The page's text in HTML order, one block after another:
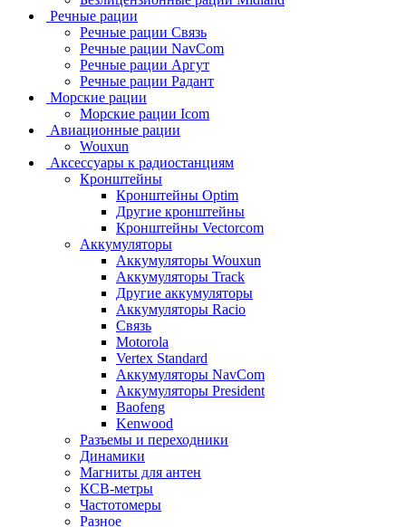
Речные рации
Речные рации Связь
Речные рации NavCom
Речные рации Аргут
Речные рации Радант
Морские рации
Морские рации Icom
Авиационные рации
Wouxun
Аксессуары к радиостанциям
Кронштейны
Кронштейны Optim
Другие кронштейны
Кронштейны Vectorcom
Аккумуляторы
Аккумуляторы Wouxun
Аккумуляторы Track
Другие аккумуляторы
Аккумуляторы Racio
Связь
Motorola
Vertex Standard
Аккумуляторы NavCom
Аккумуляторы President
Baofeng
Kenwood
Разъемы и переходники
Динамики
Магниты для антен
КСВ-метры
Частотомеры
Разное